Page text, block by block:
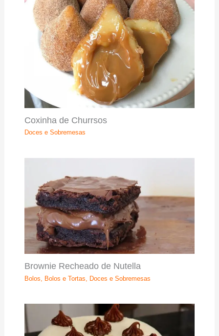
Coxinha de Churrsos
Doces e Sobremesas
Brownie Recheado de Nutella
Bolos Bolos e Tortas Doces e Sobremesas